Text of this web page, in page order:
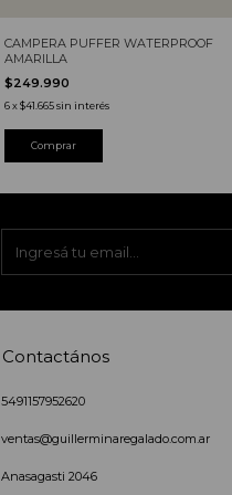
CAMPERA PUFFER WATERPROOF
AMARILLA
$249.990
6 x$41.665 sin interés
Contactános
5491157952620
ventas@guillerminaregalado.com.ar
Anasagasti 2046